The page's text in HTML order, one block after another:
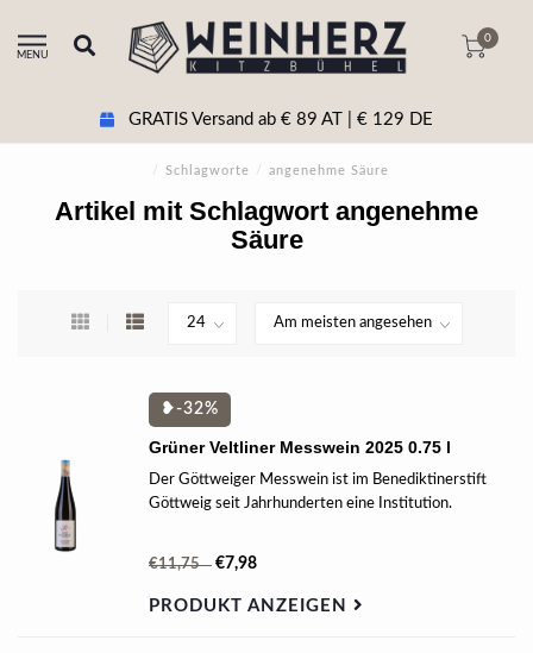
MENU
0
GRATIS Versand ab € 89 AT | € 129 DE
/ Schlagworte / angenehme Säure
Artikel mit Schlagwort angenehme
Säure
❥-32%
Grüner Veltliner Messwein 2025 0.75 l
Der Göttweiger Messwein ist im Benediktinerstift
Göttweig seit Jahrhunderten eine Institution.
€11,75 €7,98
PRODUKT ANZEIGEN